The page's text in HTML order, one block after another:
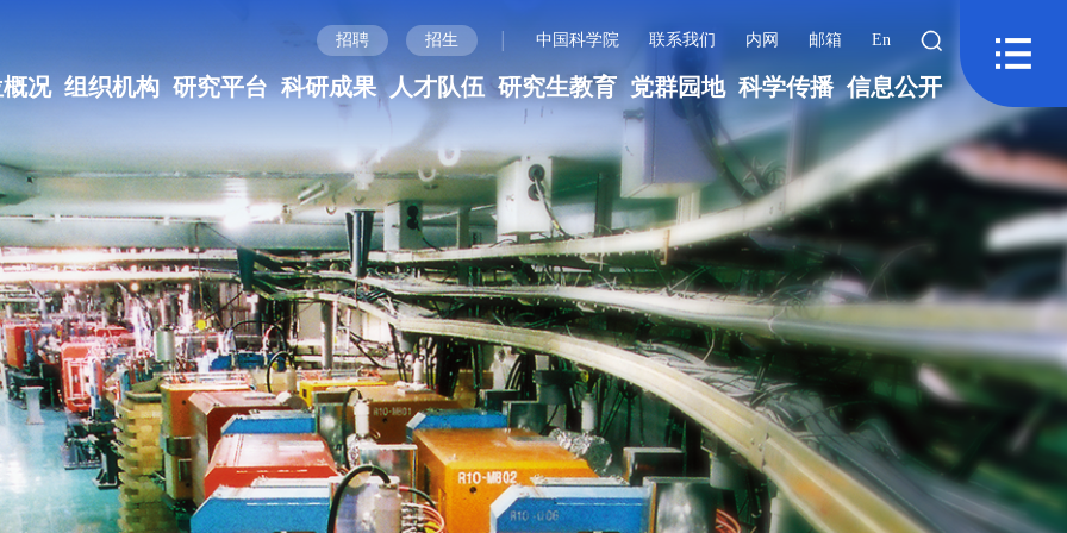
招聘 招生 | 中国科学院 联系我们 内网 邮箱 En
况 组织机构 研究平台 科研成果 人才队伍 研究生教育 党群园地 科学传播 信息公开